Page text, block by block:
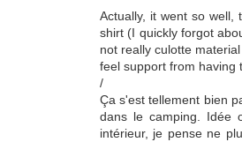
Actually, it went so
shirt (I quickly forgot
not really culotte
feel support from having
/
Ça s'est tellement bien
dans le camping. Idée
intérieur, je pense ne